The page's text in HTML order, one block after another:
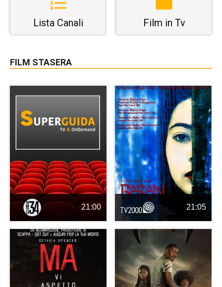
Lista Canali Film in Tv
FILM STASERA
21:00 21:05